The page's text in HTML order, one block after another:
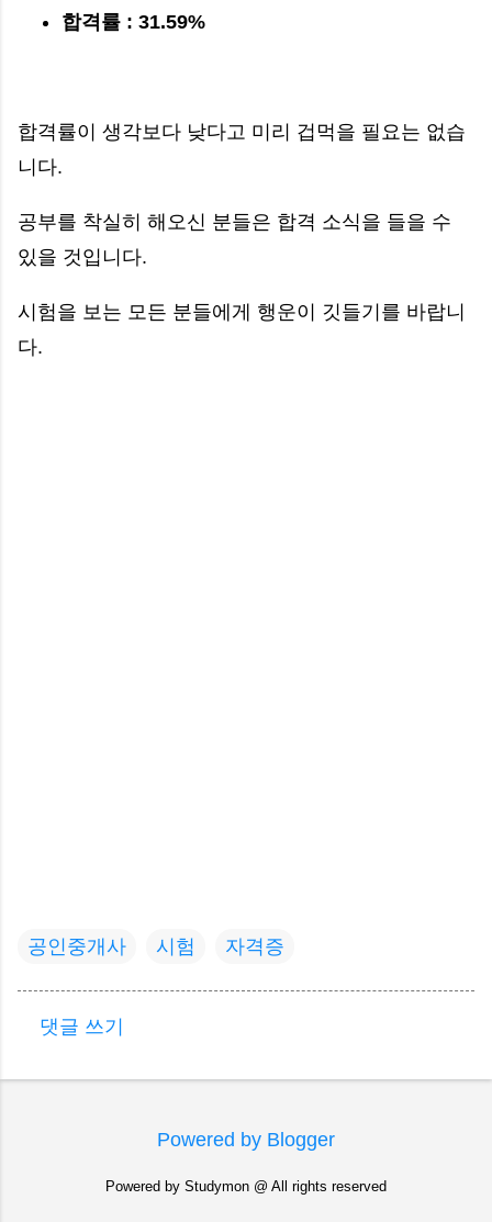
합격률 : 31.59%
합격률이 생각보다 낮다고 미리 겁먹을 필요는 없습
니다.
공부를 착실히 해오신 분들은 합격 소식을 들을 수
있을 것입니다.
시험을 보는 모든 분들에게 행운이 깃들기를 바랍니
다.
공인중개사 시험 자격증
글
댓글 쓰기
Powered by Blogger
Powered by Studymon @ All rights reserved